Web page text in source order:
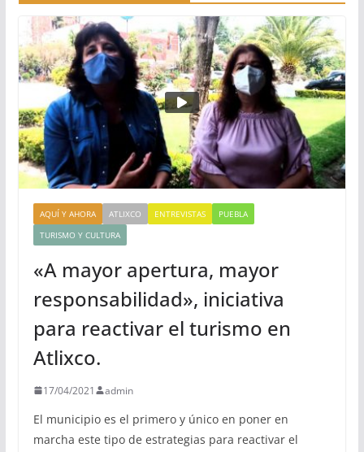
AQUÍ Y AHORA ATLIXCO ENTREVISTAS
PUEBLA
TURISMO Y CULTURA
«A mayor apertura, mayor
responsabilidad», iniciativa
para reactivar el turismo en
Atlixco.
17/04/2021 admin
El municipio es el primero y único en poner en
marcha este tipo de estrategias para reactivar el